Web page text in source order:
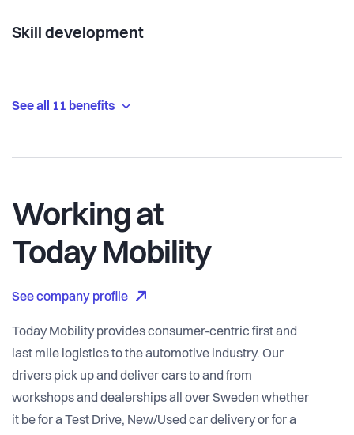
Skill development
See all 11 benefits
Working at
Today Mobility
See company profile
Today Mobility provides consumer-centric first and
last mile logistics to the automotive industry. Our
drivers pick up and deliver cars to and from
workshops and dealerships all over Sweden whether
it be for a Test Drive, New/Used car delivery or for a